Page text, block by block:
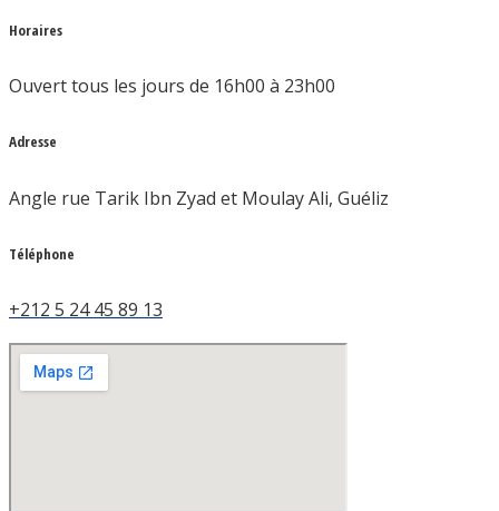
Horaires
Ouvert tous les jours de 16h00 à 23h00
Adresse
Angle rue Tarik Ibn Zyad et Moulay Ali, Guéliz
Téléphone
+212 5 24 45 89 13